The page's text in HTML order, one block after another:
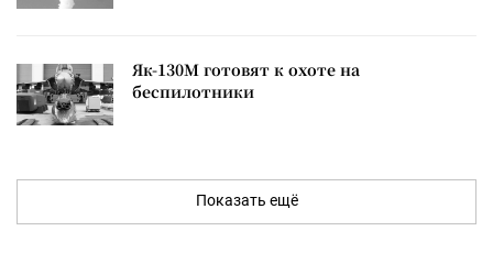
Як-130М готовят к охоте на
беспилотники
Показать ещё